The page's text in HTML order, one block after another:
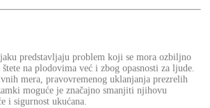
predstavljaju problem koji se mora ozbiljno
na plodovima već i zbog opasnosti za ljude.
mera, pravovremenog uklanjanja prezrelih
moguće je značajno smanjiti njihovu
i sigurnost ukućana.